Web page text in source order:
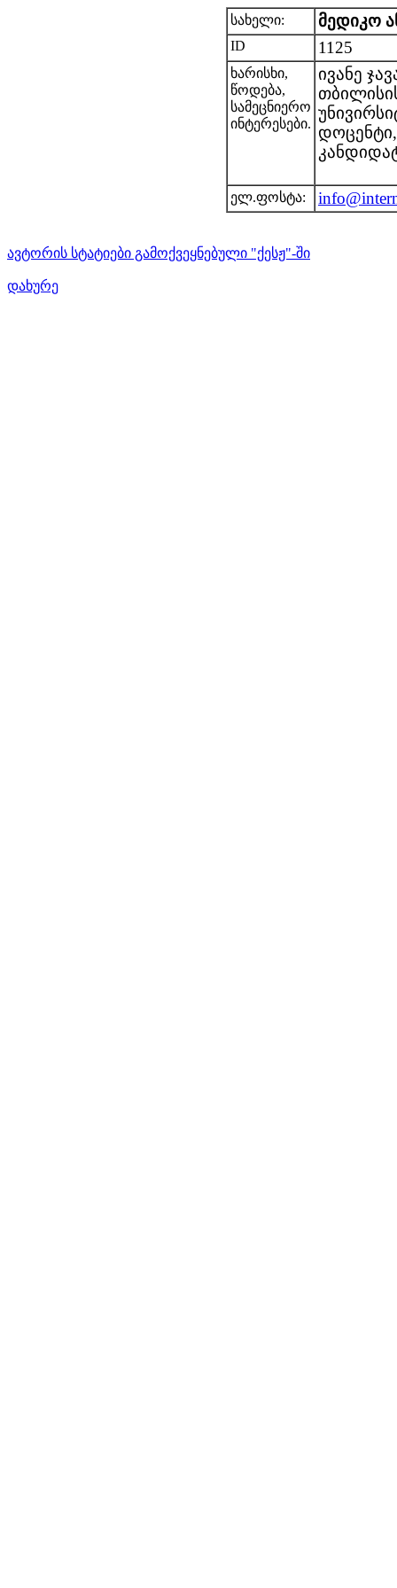
სახელი: მედიკო
ID 1125
ხარისხი,
წოდება,
სამეცნიერო
ინტერესები.
ივანე
ელ.ფოსტა:
ავტორის სტატიები გამოქვეყნებული "ქესჟ"-ში
დახურე